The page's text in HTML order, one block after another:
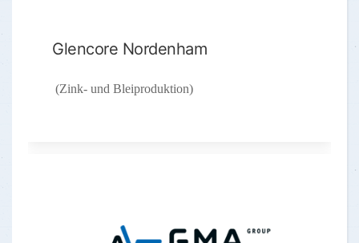
Glencore Nordenham
(Zink- und Bleiproduktion)